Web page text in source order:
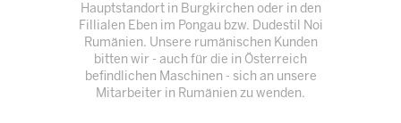
Hauptstandort in Burgkirchen oder in den
Fillialen Eben im Pongau bzw. Dudestil Noi
Rumänien. Unsere rumänischen Kunden
bitten wir - auch für die in Österreich
befindlichen Maschinen - sich an unsere
Mitarbeiter in Rumänien zu wenden.